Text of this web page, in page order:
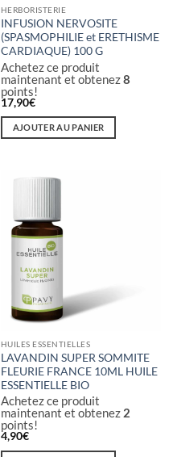
du
produit
HERBORISTERIE
INFUSION NERVOSITE
(SPASMOPHILIE et ERETHISME
CARDIAQUE) 100 G
Achetez ce produit
maintenant et obtenez8
points!
17,90€
AJOUTER AU PANIER
HUILES ESSENTIELLES
LAVANDIN SUPER SOMMITE
FLEURIE FRANCE 10ML HUILE
ESSENTIELLE BIO
Achetez ce produit
maintenant et obtenez 2
points!
4,90€